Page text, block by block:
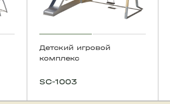
Детский игровой
комплекс
SC-1003